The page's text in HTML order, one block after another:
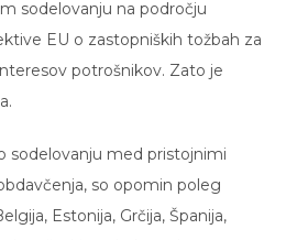
sodelovanju na področju
EU o zastopniških tožbah za
potrošnikov. Zato je
sodelovanju med pristojnimi
so opomin poleg
Estonija, Grčija, Španija,